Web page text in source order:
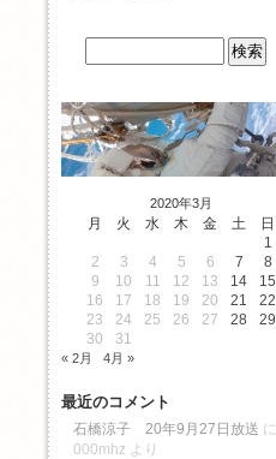
2020年3月
月 火 水 木 金 土
日
1
2
3 4 5 6 7
8
9
10 11 12 13 14
15
16
17 18 19 20 21
22
23
24 25 26 27 28
29
30
31
« 2月 4月 »
最近のコメント
石橋涼子 20年9月27日放送 に
000mhz より